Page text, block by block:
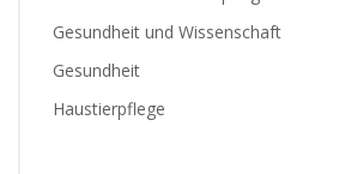
Gesundheit und Wissenschaft
Gesundheit
Haustierpflege